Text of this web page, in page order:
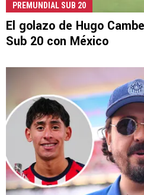
PREMUNDIAL SUB 20
El golazo de Hugo
Sub 20 con México